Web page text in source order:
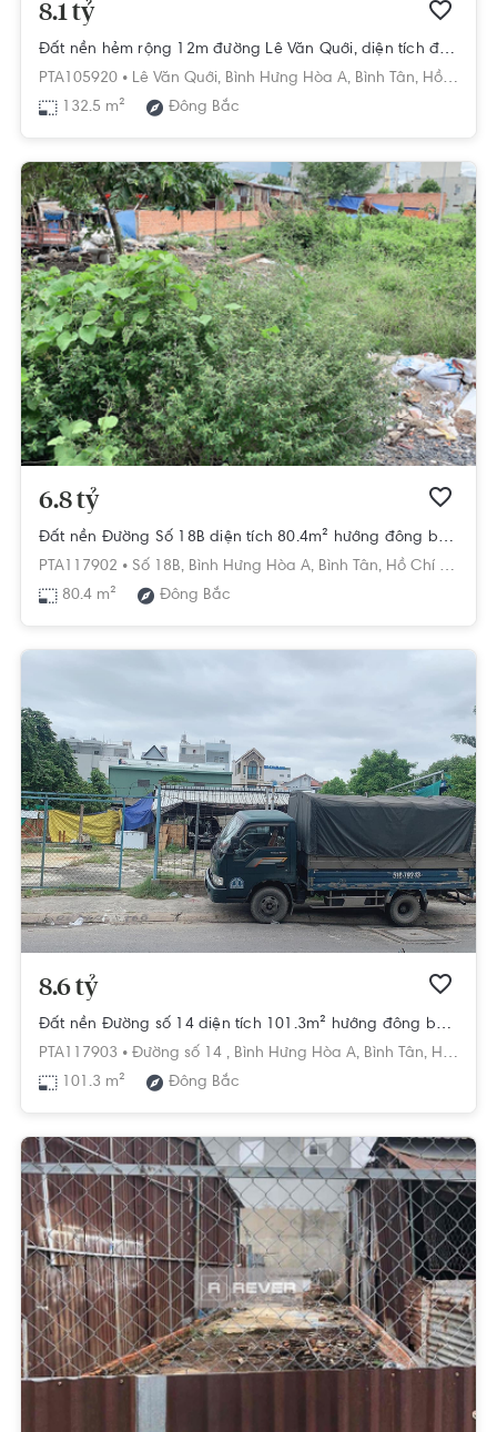
8.1 tỷ
Đất nền hẻm rộng 12m đường Lê Văn Quới, diện tích đất 132.5m2.
PTA105920 • Lê Văn Quới, Bình Hưng Hòa A, Bình Tân, Hồ Chí Minh
132.5 m²
Đông Bắc
6.8 tỷ
Đất nền Đường Số 18B diện tích 80.4m² hướng đông bắc pháp lý sổ hồng
PTA117902 • Số 18B, Bình Hưng Hòa A, Bình Tân, Hồ Chí Minh
80.4 m²
Đông Bắc
8.6 tỷ
Đất nền Đường số 14 diện tích 101.3m² hướng đông bắc pháp lý sổ hồng
PTA117903 • Đường số 14 , Bình Hưng Hòa A, Bình Tân, Hồ Chí Minh
101.3 m²
Đông Bắc